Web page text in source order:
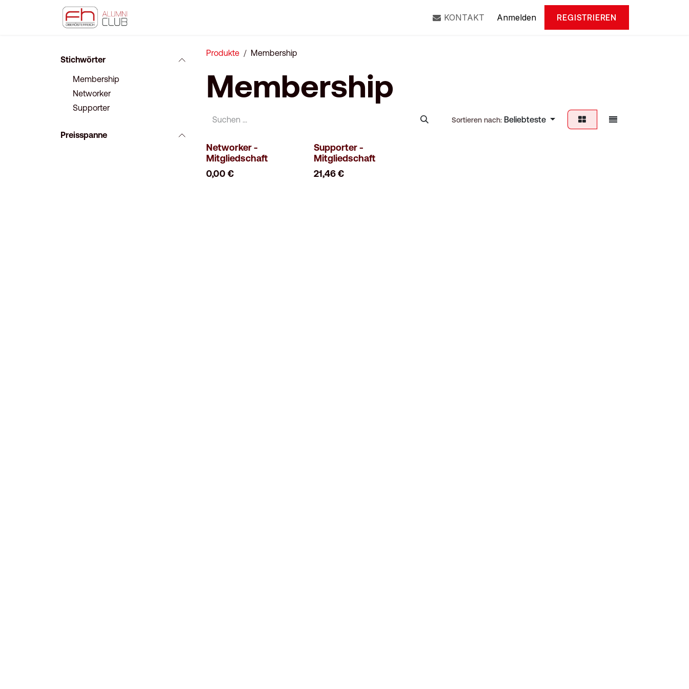
KONTAKT Anmelden REGISTRIEREN
Stichwörter
Membership
Networker
Supporter
Preisspanne
Produkte Membership
Membership
Sortieren nach: Beliebteste
Networker -
Mitgliedschaft
0,00 €
Supporter -
Mitgliedschaft
21,46€